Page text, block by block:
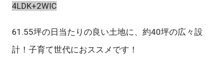
4LDK+2WIC
61.55坪の日当たりの良い土地に、約40坪の広々設
計！子育て世代におススメです！